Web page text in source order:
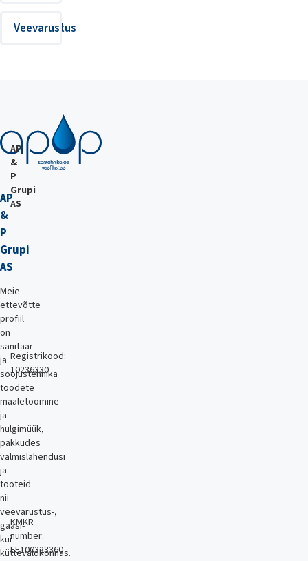
Veevarustus
AP
&
P
Grupi
AS
Meie
ettevõtte
profiil
on
sanitaar-
ja
soojustehnika
toodete
maaletoomine
ja
hulgimüük,
pakkudes
valmislahendusi
ja
tooteid
nii
veevarustus-,
gaasi-
kui
küttevaldkonnas.
AP
&
P
Grupi
AS
Registrikood:
10236330
KMKR
number:
EE100323360